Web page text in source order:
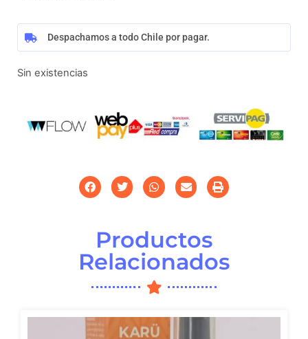
Despachamos a todo Chile por pagar.
Sin existencias
Productos
Relacionados